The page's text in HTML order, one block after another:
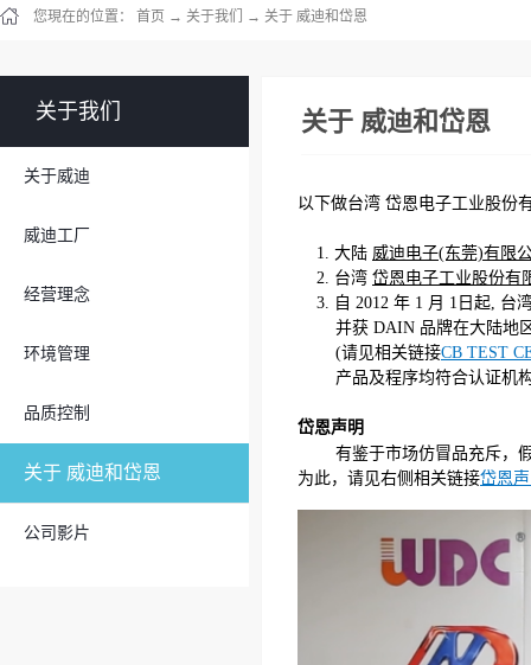
您現在的位置： 首页 → 关于我们 → 关于 威迪和岱恩
关于我们
关于威迪
威迪工厂
经营理念
环境管理
品质控制
关于 威迪和岱恩
公司影片
关于 威迪和岱恩
以下做台湾 岱恩电子工业股份
1. 大陆 威迪电子(东莞)有限
2. 台湾 岱恩电子工业股份有
3. 自 2012 年 1 月 1日起, 台
并获 DAIN 品牌在大陆地区
(请见相关链接CB TEST
产品及程序均符合认证机构
岱恩声明
有鉴于市场仿冒品充斥，
为此，请见右侧相关链接岱恩